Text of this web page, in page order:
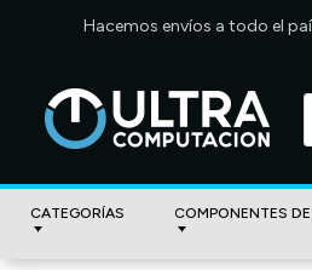
Hacemos envíos a todo el
CATEGORÍAS COMPONENTES